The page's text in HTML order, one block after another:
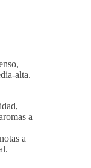
alta.
a
a